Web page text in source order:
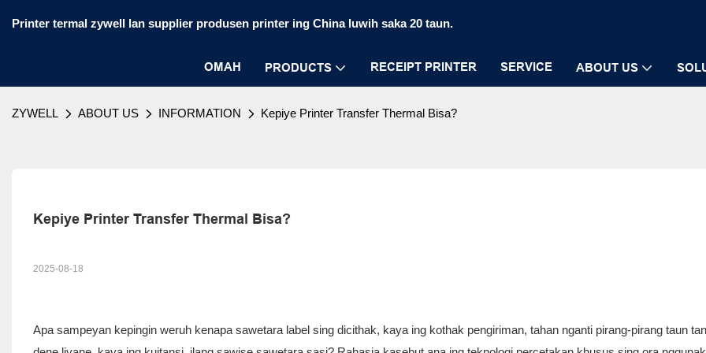
Printer termal zywell lan supplier produsen printer ing China luwih saka 20 taun.
OMAH PRODUCTS RECEIPT PRINTER SERVICE ABOUT US
ZYWELL ABOUT US INFORMATION Kepiye Printer Transfer Thermal Bisa?
Kepiye Printer Transfer Thermal Bisa?
2025-08-18
Apa sampeyan kepingin weruh kenapa sawetara label sing dicithak, kaya ing kothak pengiriman, tahan nganti pirang-pirang taun